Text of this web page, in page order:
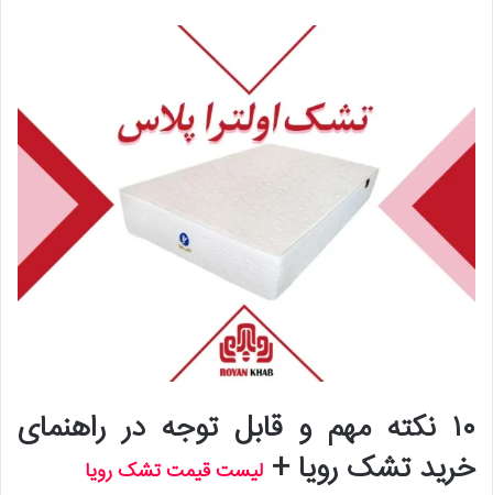
۱۰ نکته مهم و قابل توجه در راهنمای
خرید تشک رویا + لیست قیمت تشک رویا